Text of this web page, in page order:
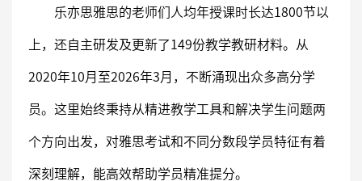
乐亦思雅思的老师们人均年授课时长达1800节以
上，还自主研发及更新了149份教学教研材料。从
2020年10月至2026年3月，不断涌现出众多高分学
员。这里始终秉持从精进教学工具和解决学生问题两
个方向出发，对雅思考试和不同分数段学员特征有着
深刻理解，能高效帮助学员精准提分。